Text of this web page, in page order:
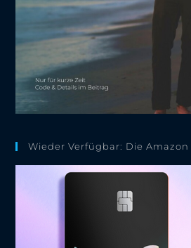
Wieder Verfügbar: Die Amazon